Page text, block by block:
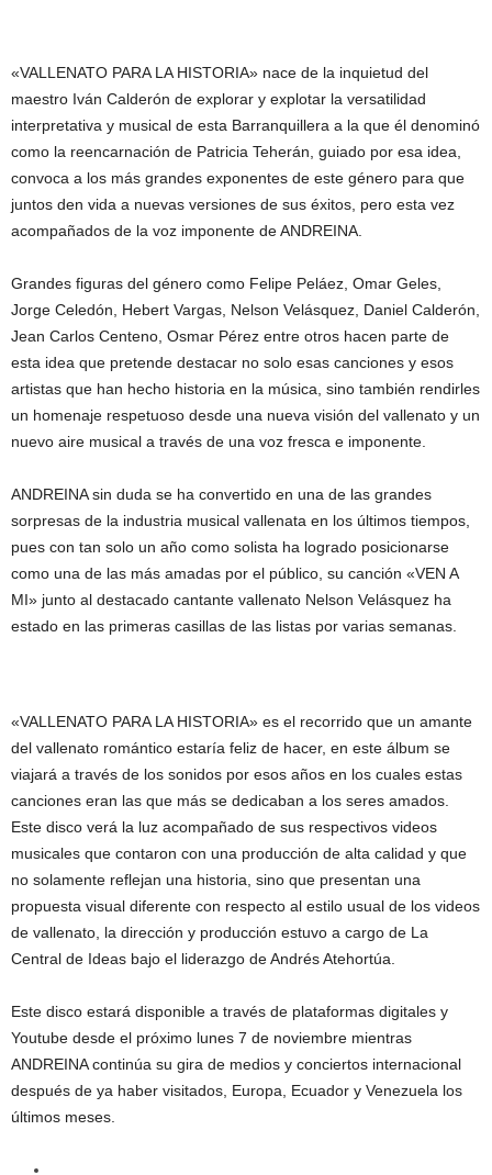
«VALLENATO PARA LA HISTORIA» nace de la inquietud del
maestro Iván Calderón de explorar y explotar la versatilidad
interpretativa y musical de esta Barranquillera a la que él denominó
como la reencarnación de Patricia Teherán, guiado por esa idea,
convoca a los más grandes exponentes de este género para que
juntos den vida a nuevas versiones de sus éxitos, pero esta vez
acompañados de la voz imponente de ANDREINA.
Grandes figuras del género como Felipe Peláez, Omar Geles,
Jorge Celedón, Hebert Vargas, Nelson Velásquez, Daniel Calderón,
Jean Carlos Centeno, Osmar Pérez entre otros hacen parte de
esta idea que pretende destacar no solo esas canciones y esos
artistas que han hecho historia en la música, sino también rendirles
un homenaje respetuoso desde una nueva visión del vallenato y un
nuevo aire musical a través de una voz fresca e imponente.
ANDREINA sin duda se ha convertido en una de las grandes
sorpresas de la industria musical vallenata en los últimos tiempos,
pues con tan solo un año como solista ha logrado posicionarse
como una de las más amadas por el público, su canción «VEN A
MI» junto al destacado cantante vallenato Nelson Velásquez ha
estado en las primeras casillas de las listas por varias semanas.
«VALLENATO PARA LA HISTORIA» es el recorrido que un amante
del vallenato romántico estaría feliz de hacer, en este álbum se
viajará a través de los sonidos por esos años en los cuales estas
canciones eran las que más se dedicaban a los seres amados.
Este disco verá la luz acompañado de sus respectivos videos
musicales que contaron con una producción de alta calidad y que
no solamente reflejan una historia, sino que presentan una
propuesta visual diferente con respecto al estilo usual de los videos
de vallenato, la dirección y producción estuvo a cargo de La
Central de Ideas bajo el liderazgo de Andrés Atehortúa.
Este disco estará disponible a través de plataformas digitales y
Youtube desde el próximo lunes 7 de noviembre mientras
ANDREINA continúa su gira de medios y conciertos internacional
después de ya haber visitados, Europa, Ecuador y Venezuela los
últimos meses.